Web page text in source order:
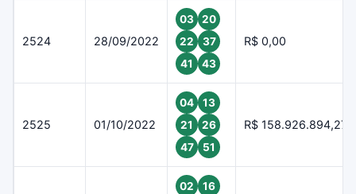
2524 28/09/2022
03
20
22
37
41
43
R$ 0,00
2525 01/10/2022
04
13
21
26
47
51
R$ 158.926.894,27
02
16